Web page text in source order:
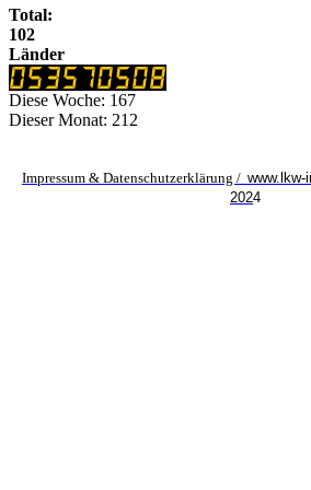
Total:
102
Länder
Diese Woche: 167
Dieser Monat: 212
Impressum & Datenschutzerklärung /
2024